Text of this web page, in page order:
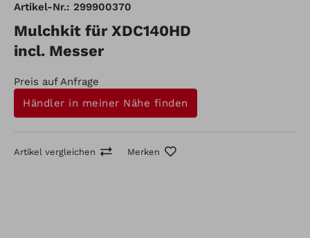
Artikel-Nr.: 299900370
Mulchkit für XDC140HD
incl. Messer
Preis auf Anfrage
Händler in meiner Nähe finden
Artikel vergleichen Merken